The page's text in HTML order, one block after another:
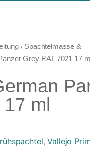
/ Spachtelmasse &
Grey RAL 7021 17
ml
, Vallejo